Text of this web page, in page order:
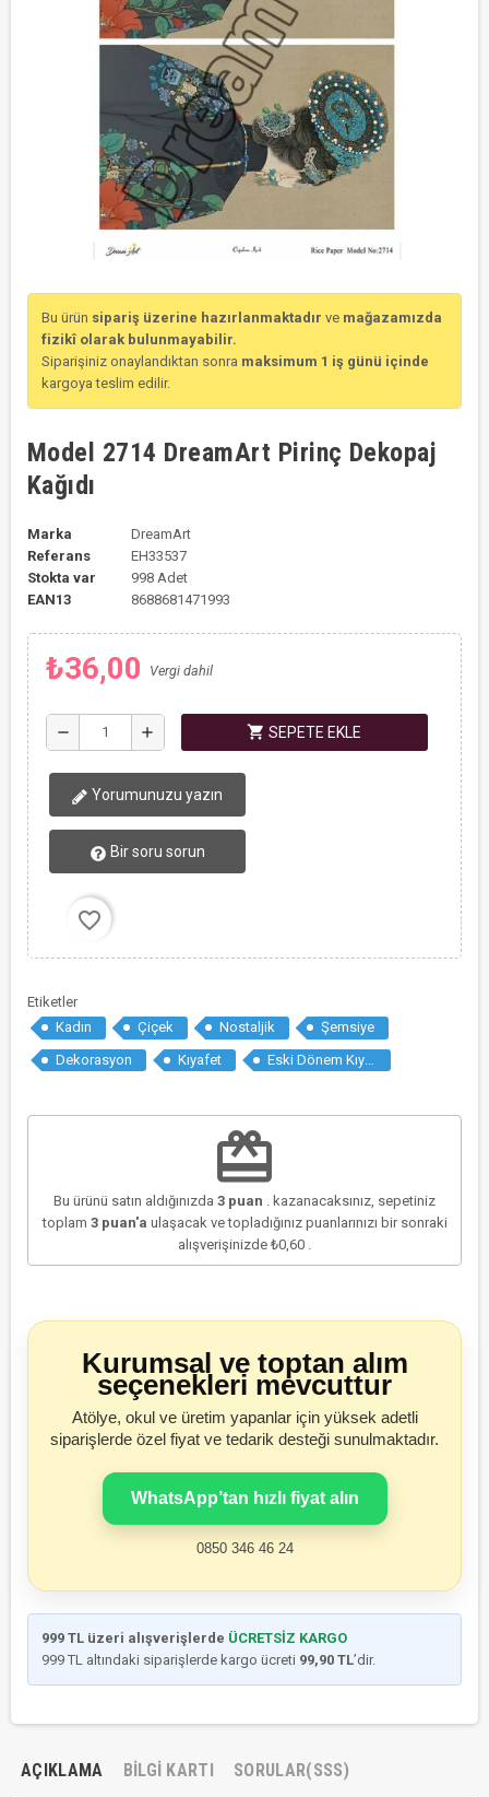
Bu ürün sipariş üzerine hazırlanmaktadır ve mağazamızda
fizikî olarak bulunmayabilir.
Siparişiniz onaylandıktan sonra maksimum 1 iş günü içinde
kargoya teslim edilir.
Model 2714 DreamArt Pirinç Dekopaj
Kağıdı
Marka
DreamArt
Referans
EH33537
Stokta var
998 Adet
EAN13
8688681471993
₺36,00 Vergi dahil
remove add shopping_cart SEPETE EKLE
Yorumunuzu yazın
Bir soru sorun
favorite_border
Etiketler
Kadın
Çiçek Nostaljik
Şemsiye
Dekorasyon
Kıyafet
redeem
Bu ürünü satın aldığınızda 3 puan . kazanacaksınız, sepetiniz
toplam 3puan'a ulaşacak ve topladığınız puanlarınızı bir sonraki
alışverişinizde ₺0,60
Kurumsal ve toptan alım
seçenekleri mevcuttur
Atölye, okul ve üretim yapanlar için yüksek adetli
siparişlerde özel fiyat ve tedarik desteği sunulmaktadır.
WhatsApp’tan hızlı fiyat alın
0850 346 46 24
999 TL üzeri alışverişlerde ÜCRETSİZ KARGO
999 TL altındaki siparişlerde kargo ücreti 99,90 TL’dir.
AÇIKLAMA BILGI KARTI SORULAR(SSS)